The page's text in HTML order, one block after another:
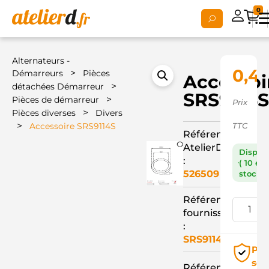
0
Alternateurs -
Démarreurs
>
Pièces
détachées Démarreur
>
Pièces de démarreur >
Pièces diverses > Divers
> Accessoire SRS9114S
SRS9114S
Référence
AtelierD
:
526509
Référence
fournisseur
:
SRS9114S
Prix
TTC
( 10 en
stock )